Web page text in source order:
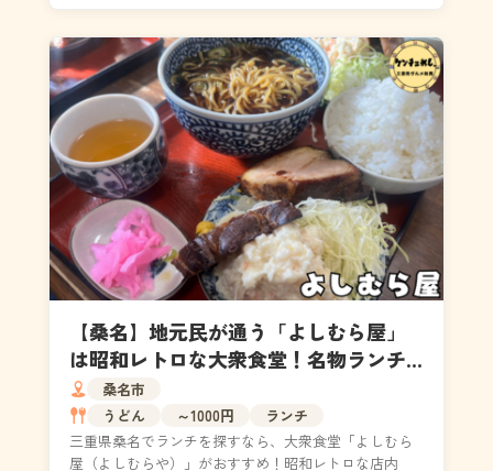
【桑名】地元民が通う「よしむら屋」
は昭和レトロな大衆食堂！名物ランチ
＆アクセス情報まで完全解説
桑名市
うどん
～1000円
ランチ
三重県桑名でランチを探すなら、大衆食堂「よしむら
屋（よしむらや）」がおすすめ！昭和レトロな店内